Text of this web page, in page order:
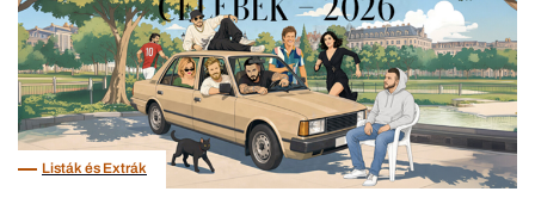
Listák és Extrák